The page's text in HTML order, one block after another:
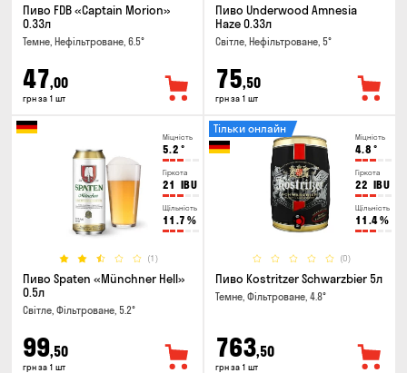
Пиво FDB «Captain Morion»
0.33л
Темне, Нефільтроване, 6.5°
47,00
грн за 1 шт
Пиво Underwood Amnesia
Haze 0.33л
Світле, Нефільтроване, 5°
75,50
грн за 1 шт
Міцність
5.2 °
Гіркота
21 IBU
Щільність
11.7 %
(1)
Пиво Spaten «Münchner Hell»
0.5л
Світле, Фільтроване, 5.2°
99,50
грн за 1 шт
Міцність
4.8 °
Гіркота
22 IBU
Щільність
11.4%
(0)
Тільки онлайн
Пиво Kostritzer Schwarzbier 5л
Темне, Фільтроване, 4.8°
763,50
грн за 1 шт